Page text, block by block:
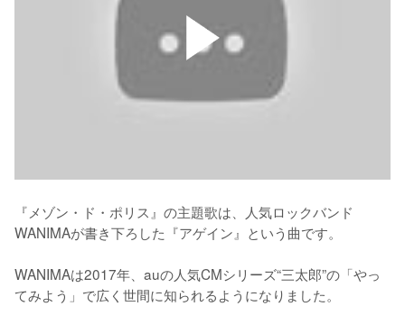
『メゾン・ド・ポリス』の主題歌は、人気ロックバンド
WANIMAが書き下ろした『アゲイン』という曲です。
WANIMAは2017年、auの人気CMシリーズ“三太郎”の「やっ
てみよう」で広く世間に知られるようになりました。